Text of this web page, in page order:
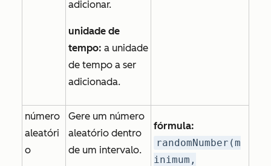
adicionar.
unidade de
tempo: a unidade
de tempo a ser
adicionada.
número
aleatóri
o
Gere um número
aleatório dentro
de um intervalo.
fórmula:
randomNumber(m
inimum,